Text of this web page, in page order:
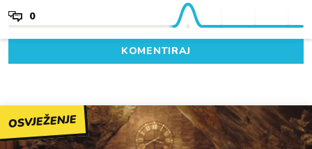
0
KOMENTIRAJ
OSVJEŽENJE